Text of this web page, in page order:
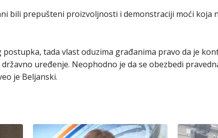
bili prepušteni proizvoljnosti i demonstraciji moći koja
tada vlast oduzima građanima pravo da je
uređenje. Neophodno je da se obezbedi
je Beljanski.